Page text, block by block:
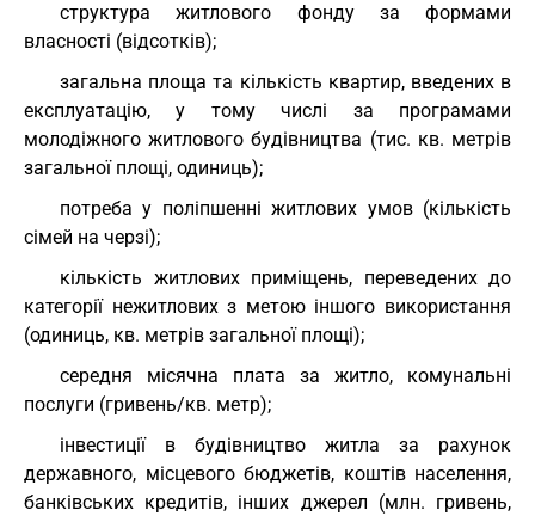
структура житлового фонду за формами
власності (відсотків);
загальна площа та кількість квартир, введених в
експлуатацію, у тому числі за програмами
молодіжного житлового будівництва (тис. кв. метрів
загальної площі, одиниць);
потреба у поліпшенні житлових умов (кількість
сімей на черзі);
кількість житлових приміщень, переведених до
категорії нежитлових з метою іншого використання
(одиниць, кв. метрів загальної площі);
середня місячна плата за житло, комунальні
послуги (гривень/кв. метр);
інвестиції в будівництво житла за рахунок
державного, місцевого бюджетів, коштів населення,
банківських кредитів, інших джерел (млн. гривень,